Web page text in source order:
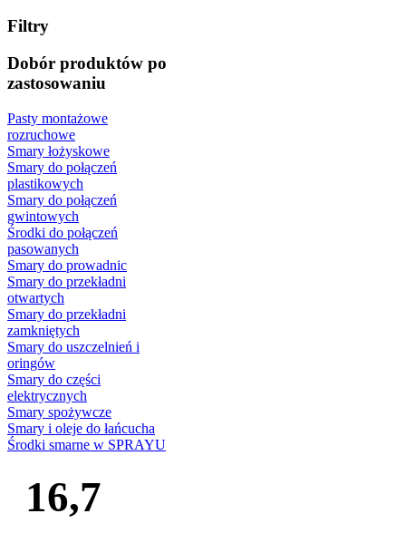
Filtry
Dobór produktów po
zastosowaniu
Pasty montażowe
rozruchowe
Smary łożyskowe
Smary do połączeń
plastikowych
Smary do połączeń
gwintowych
Środki do połączeń
pasowanych
Smary do prowadnic
Smary do przekładni
otwartych
Smary do przekładni
zamkniętych
Smary do uszczelnień i
oringów
Smary do części
elektrycznych
Smary spożywcze
Smary i oleje do łańcucha
Środki smarne w SPRAYU
16,7